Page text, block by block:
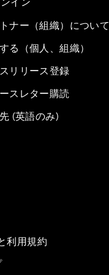
ナー（組織）につい
る（個人、組織）
リリース登録
スレター購読
(英語のみ)
利用規約